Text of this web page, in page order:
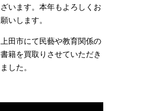
ざいます。本年もよろしくお
願いします。
上田市にて民藝や教育関係の
書籍を買取りさせていただき
ました。